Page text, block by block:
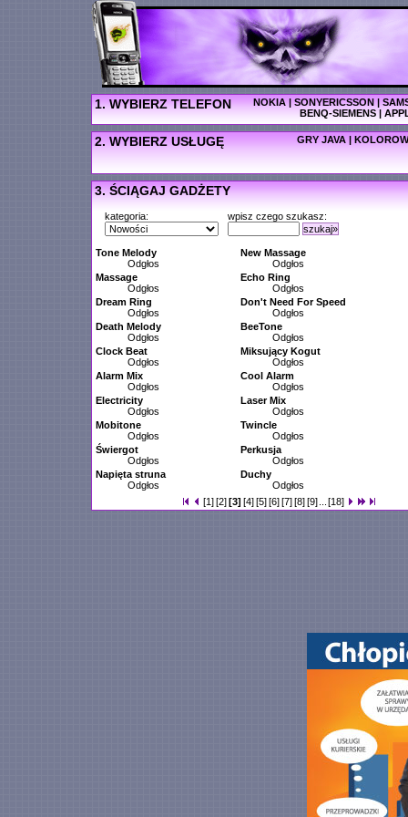
1. WYBIERZ TELEFON NOKIA|SONYERICSSON|
BENQ-SIEMENS|
2. WYBIERZ USŁUGĘ GRY JAVA |
3. ŚCIĄGAJ GADŻETY
kategoria:
wpisz czego szukasz:
szukaj»
Tone Melody
Odgłos
New Massage
Odgłos
Massage
Odgłos
Echo Ring
Odgłos
Dream Ring
Odgłos
Don't Need For Speed
Odgłos
Death Melody
Odgłos
BeeTone
Odgłos
Clock Beat
Odgłos
Miksujący Kogut
Odgłos
Alarm Mix
Odgłos
Cool Alarm
Odgłos
Electricity
Odgłos
Laser Mix
Odgłos
Mobitone
Odgłos
Twincle
Odgłos
Świergot
Odgłos
Perkusja
Odgłos
Napięta struna
Odgłos
Duchy
Odgłos
[1] [2] [3] [4] [5] [6] [7] [8] [9] [18]